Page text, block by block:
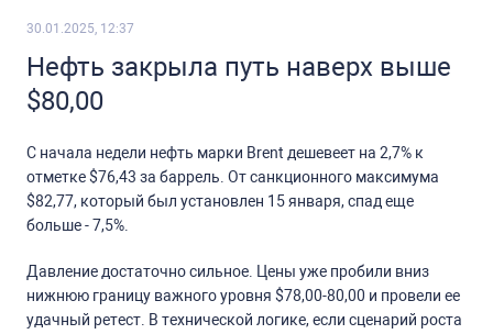
30.01.2025, 12:37
Нефть закрыла путь наверх выше
$80,00
С начала недели нефть марки Brent дешевеет на 2,7% к
отметке $76,43 за баррель. От санкционного максимума
$82,77, который был установлен 15 января, спад еще
больше - 7,5%.
Давление достаточно сильное. Цены уже пробили вниз
нижнюю границу важного уровня $78,00-80,00 и провели ее
удачный ретест. В технической логике, если сценарий роста